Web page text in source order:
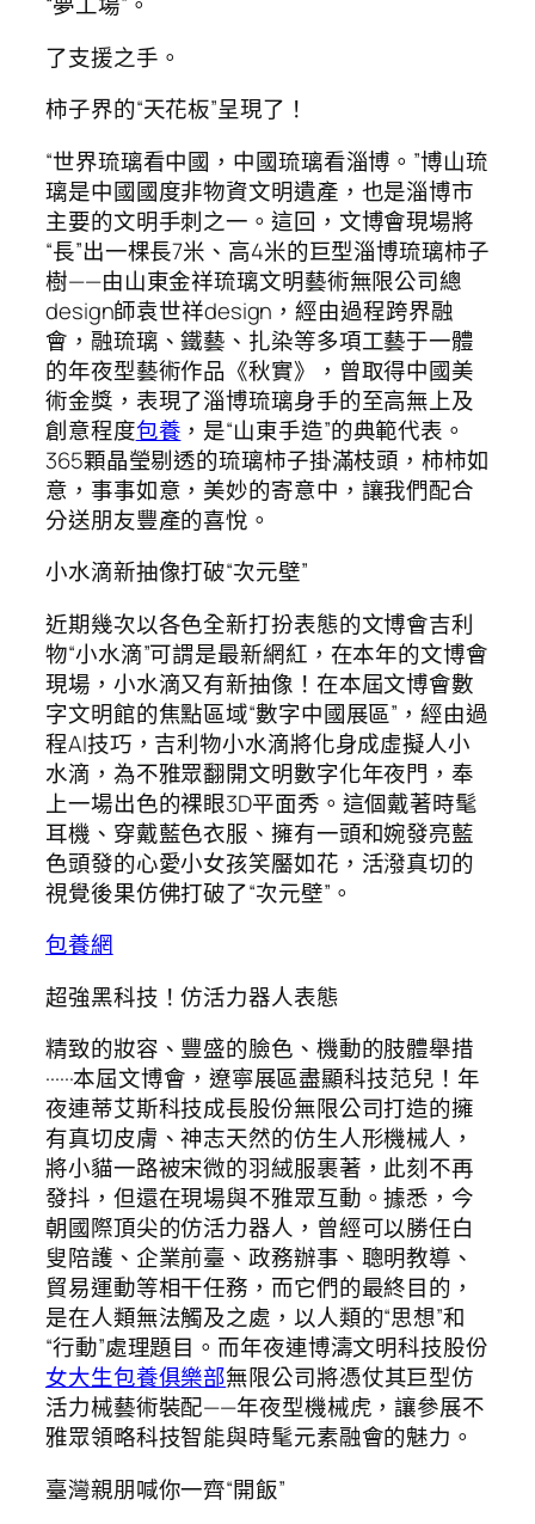
了支援之手。
柿子界的“天花板”呈現了！
“世界琉璃看中國，中國琉璃看淄博。”博山琉
璃是中國國度非物資文明遺產，也是淄博市
主要的文明手刺之一。這回，文博會現場將
“長”出一棵長7米、高4米的巨型淄博琉璃柿子
樹——由山東金祥琉璃文明藝術無限公司總
design師袁世祥design，經由過程跨界融
會，融琉璃、鐵藝、扎染等多項工藝于一體
的年夜型藝術作品《秋實》，曾取得中國美
術金獎，表現了淄博琉璃身手的至高無上及
創意程度包養 ，是“山東手造”的典範代表。
365顆晶瑩剔透的琉璃柿子掛滿枝頭，柿柿如
意，事事如意，美妙的寄意中，讓我們配合
分送朋友豐產的喜悅。
小水滴新抽像打破“次元壁”
近期幾次以各色全新打扮表態的文博會吉利
物“小水滴”可謂是最新網紅，在本年的文博會
現場，小水滴又有新抽像！在本屆文博會數
字文明館的焦點區域“數字中國展區”，經由過
程AI技巧，吉利物小水滴將化身成虛擬人小
水滴，為不雅眾翻開文明數字化年夜門，奉
上一場出色的裸眼3D平面秀。這個戴著時髦
耳機、穿戴藍色衣服、擁有一頭和婉發亮藍
色頭發的心愛小女孩笑靨如花，活潑真切的
視覺後果仿佛打破了“次元壁”。
包養網
超強黑科技！仿活力器人表態
精致的妝容、豐盛的臉色、機動的肢體舉措
······本屆文博會，遼寧展區盡顯科技范兒！年
夜連蒂艾斯科技成長股份無限公司打造的擁
有真切皮膚、神志天然的仿生人形機械人，
將小貓一路被宋微的羽絨服裹著，此刻不再
發抖，但還在現場與不雅眾互動。據悉，今
朝國際頂尖的仿活力器人，曾經可以勝任白
叟陪護、企業前臺、政務辦事、聰明教導、
貿易運動等相干任務，而它們的最終目的，
是在人類無法觸及之處，以人類的“思想”和
“行動”處理題目。而年夜連博濤文明科技股份
女大生包養俱樂部無限公司將憑仗其巨型仿
活力械藝術裝配——年夜型機械虎，讓參展不
雅眾領略科技智能與時髦元素融會的魅力。
臺灣親朋喊你一齊“開飯”